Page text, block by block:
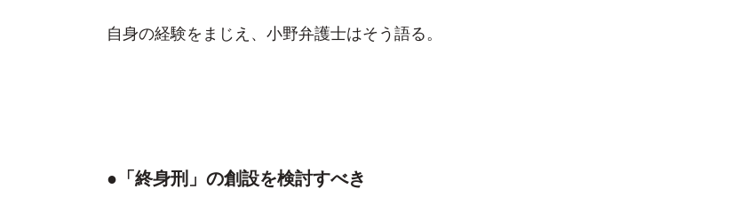
自身の経験をまじえ、小野弁護士はそう語る。
●「終身刑」の創設を検討すべき